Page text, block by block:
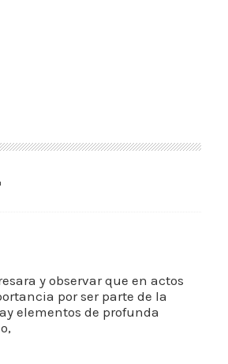
y observar que en actos
por ser parte de la
elementos de profunda